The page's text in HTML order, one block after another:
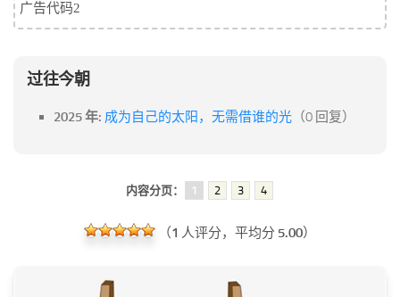
广告代码2
过往今朝
2025 年: 成为自己的太阳，无需借谁的光 （0 回复）
内容分页： 1 2 3 4
（1 人评分，平均分 5.00）